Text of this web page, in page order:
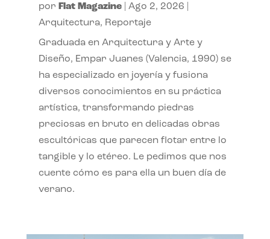
por Flat Magazine| Ago 2, 2026
Arquitectura, Reportaje
Graduada en Arquitectura y Arte y
Diseño, Empar Juanes (Valencia, 1990) se
ha especializado en joyería y fusiona
diversos conocimientos en su práctica
artística, transformando piedras
preciosas en bruto en delicadas obras
escultóricas que parecen flotar entre lo
tangible y lo etéreo. Le pedimos que nos
cuente cómo es para ella un buen día de
verano.